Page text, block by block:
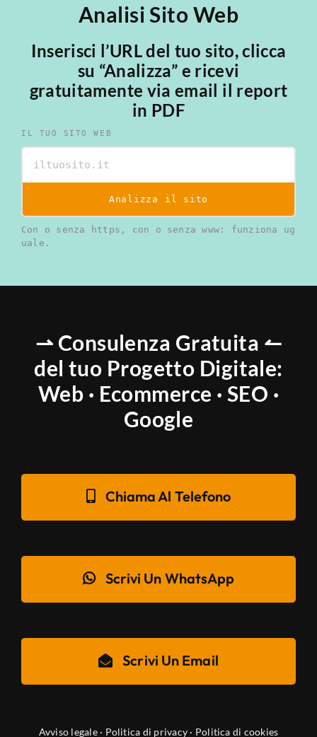
Analisi Sito Web
Inserisci l’URL del tuo sito, clicca
su “Analizza” e ricevi
gratuitamente via email il report
in PDF
IL TUO SITO WEB
Analizza il sito
Con o senza https, con o senza www: funziona ug
uale.
⇀ Consulenza Gratuita ↼
del tuo Progetto Digitale:
Web · Ecommerce · SEO ·
Google
Chiama Al Telefono
Scrivi Un WhatsApp
Scrivi Un Email
Avviso legale· Politica di privacy · Politica di cookies